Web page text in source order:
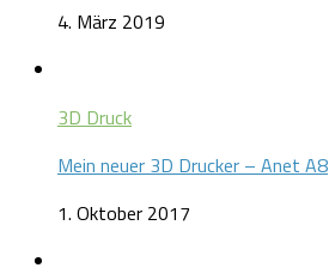
4. März 2019
3D Druck
Mein neuer 3D Drucker – Anet A8
1. Oktober 2017